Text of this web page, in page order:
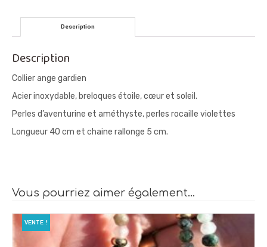
main
Description
Description
Collier ange gardien
Acier inoxydable, breloques étoile, cœur et soleil.
Perles d’aventurine et améthyste, perles rocaille violettes
Longueur 40 cm et chaine rallonge 5 cm.
Vous pourriez aimer également…
VENTE !